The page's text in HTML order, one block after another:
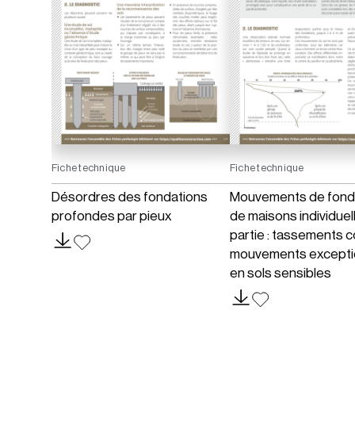
Fiche technique
Désordres des fondations
profondes par pieux
Fiche technique
Mouvements de
de maisons
partie : tassements
mouvements
en sols sensibles